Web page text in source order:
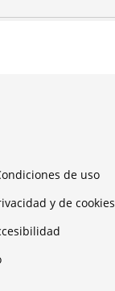
de uso
y de cookies